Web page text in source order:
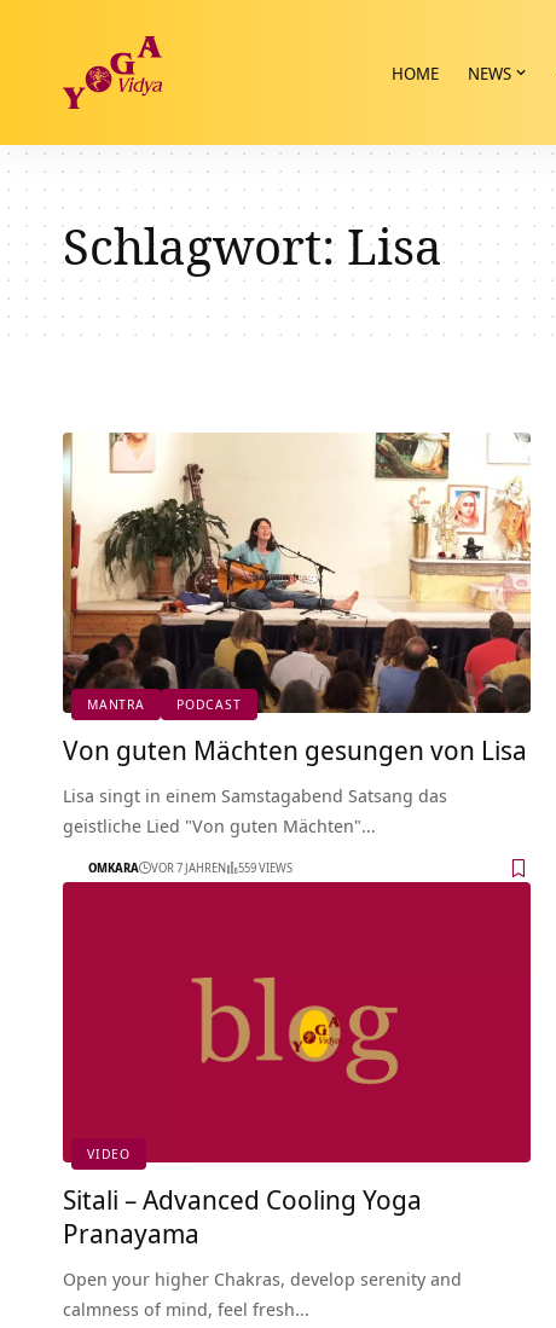
HOME NEWS
Schlagwort:Lisa
MANTRA PODCAST
Von guten Mächten gesungen von Lisa
Lisa singt in einem Samstagabend Satsang das
geistliche Lied "Von guten Mächten"…
OMKARA VOR 7 JAHREN 559 VIEWS
VIDEO
Sitali – Advanced Cooling Yoga
Pranayama
Open your higher Chakras, develop serenity and
calmness of mind, feel fresh…